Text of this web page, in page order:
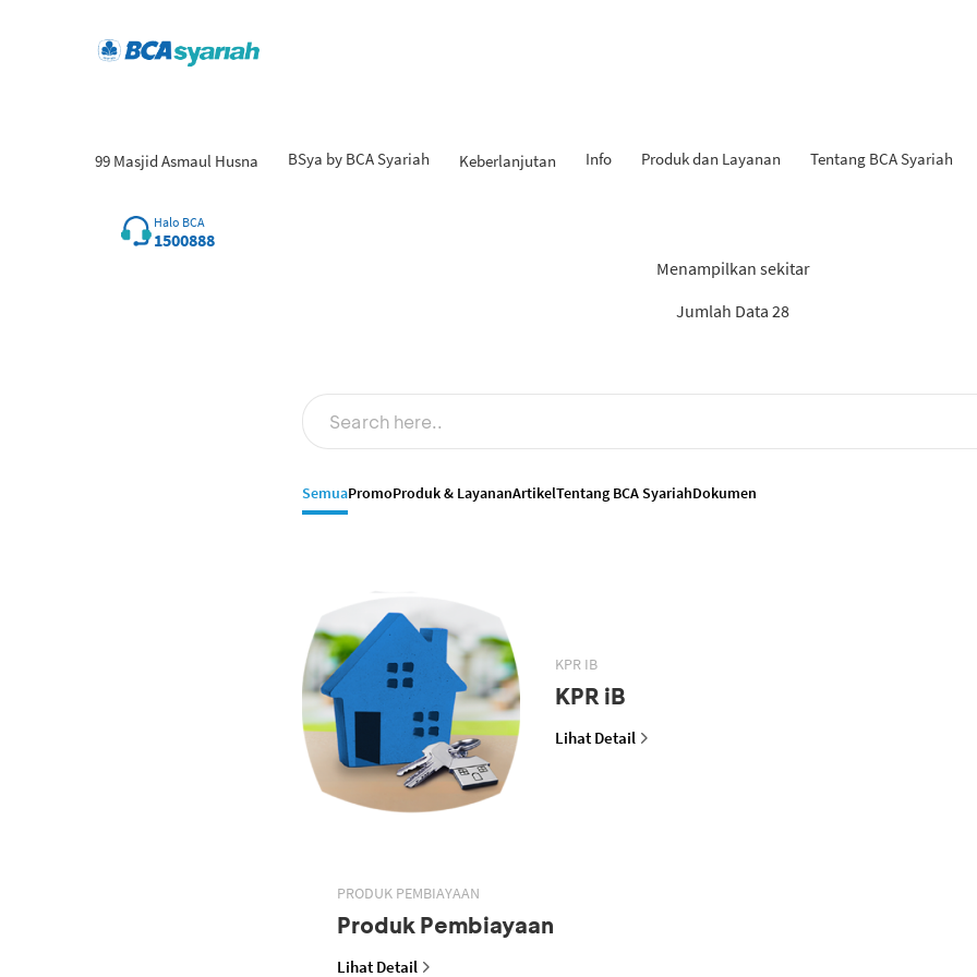
99 Masjid Asmaul Husna BSya by BCA Syariah Keberlanjutan Info Produk dan Layanan Tentang BCA Syariah
Halo BCA
1500888
Menampilkan sekitar
Jumlah Data 28
SemuaPromoProduk & LayananArtikelTentang BCA SyariahDokumen
KPR IB
KPR iB
Lihat Detail
PRODUK PEMBIAYAAN
Produk Pembiayaan
Lihat Detail